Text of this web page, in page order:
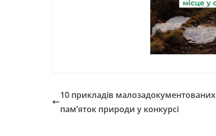
10 прикладів малозадокументованих
пам’яток природи у конкурсі